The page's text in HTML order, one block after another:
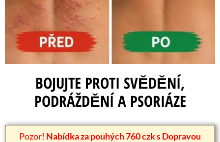
BOJUJTE PROTI SVĚDĚNÍ,
PODRÁŽDĚNÍ A PSORIÁZE
Pozor! Nabídka za pouhých 760 czk s Dopravou